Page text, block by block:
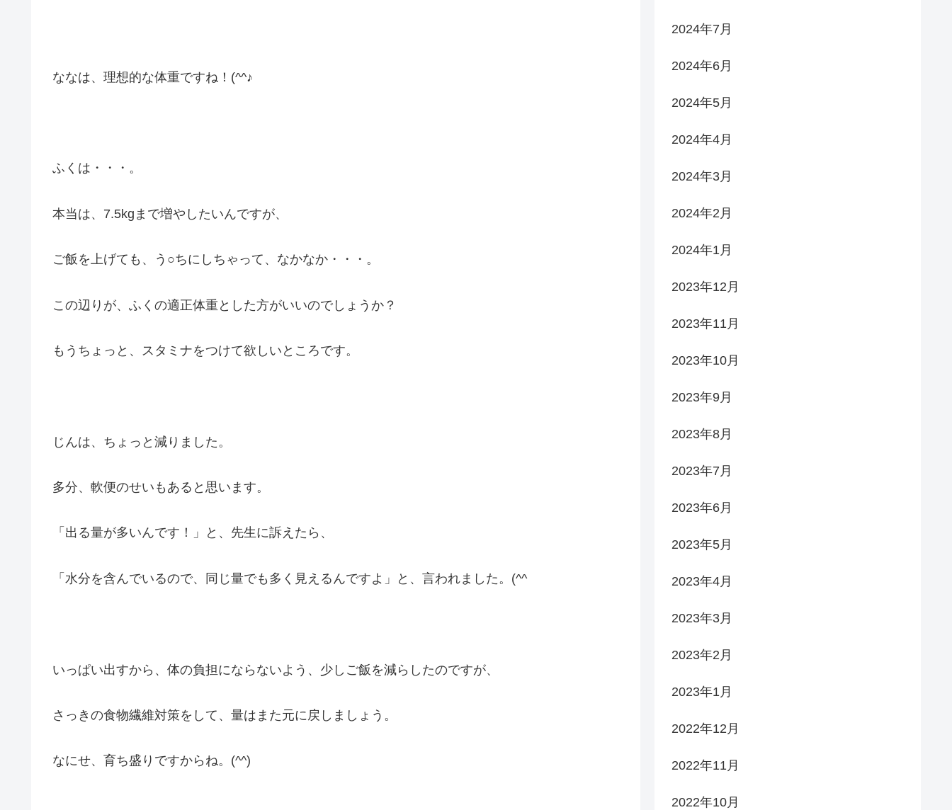
ななは、理想的な体重ですね！(^^♪
ふくは・・・。
本当は、7.5kgまで増やしたいんですが、
ご飯を上げても、う○ちにしちゃって、なかなか・・・。
この辺りが、ふくの適正体重とした方がいいのでしょうか？
もうちょっと、スタミナをつけて欲しいところです。
じんは、ちょっと減りました。
多分、軟便のせいもあると思います。
「出る量が多いんです！」と、先生に訴えたら、
「水分を含んでいるので、同じ量でも多く見えるんですよ」と、言われました。(^^ゞ
いっぱい出すから、体の負担にならないよう、少しご飯を減らしたのですが、
さっきの食物繊維対策をして、量はまた元に戻しましょう。
なにせ、育ち盛りですからね。(^^)
2024年7月
2024年6月
2024年5月
2024年4月
2024年3月
2024年2月
2024年1月
2023年12月
2023年11月
2023年10月
2023年9月
2023年8月
2023年7月
2023年6月
2023年5月
2023年4月
2023年3月
2023年2月
2023年1月
2022年12月
2022年11月
2022年10月